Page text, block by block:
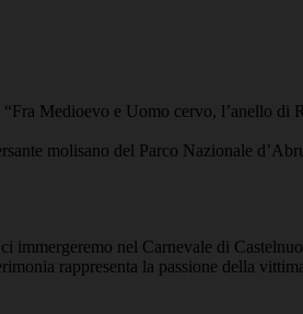
Fra Medioevo e Uomo cervo, l’anello di
molisano del Parco Nazionale
nel Carnevale di
rappresenta la passione della